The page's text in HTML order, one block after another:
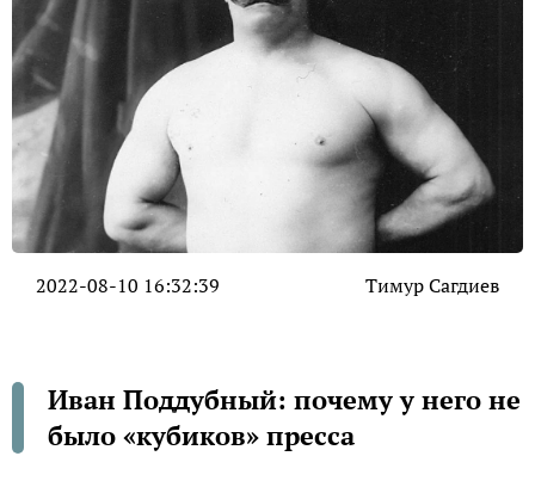
2022-08-10 16:32:39 Тимур Сагдиев
Иван Поддубный: почему у него не
было «кубиков» пресса